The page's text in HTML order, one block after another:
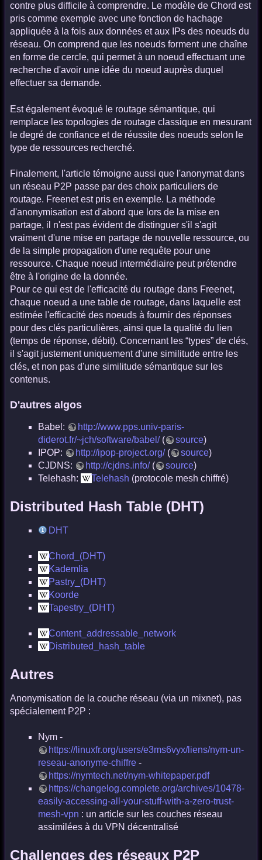
contre plus difficile à comprendre. Le modèle de Chord est
pris comme exemple avec une fonction de hachage
appliquée à la fois aux données et aux IPs des noeuds du
réseau. On comprend que les noeuds forment une chaîne
en forme de cercle, qui permet à un noeud effectuant une
recherche d'avoir une idée du noeud auprès duquel
effectuer sa demande.
Est également évoqué le routage sémantique, qui
remplace les topologies de routage classique en mesurant
le degré de confiance et de réussite des noeuds selon le
type de ressources recherché.
Finalement, l'article témoigne aussi que l'anonymat dans
un réseau P2P passe par des choix particuliers de
routage. Freenet est pris en exemple. La méthode
d'anonymisation est d'abord que lors de la mise en
partage, il n'est pas évident de distinguer s'il s'agit
vraiment d'une mise en partage de nouvelle ressource, ou
de la simple propagation d'une requête pour une
ressource. Chaque noeud intermédiaire peut prétendre
être à l'origine de la donnée.
Pour ce qui est de l'efficacité du routage dans Freenet,
chaque noeud a une table de routage, dans laquelle est
estimée l'efficacité des noeuds à fournir des réponses
pour des clés particulières, ainsi que la qualité du lien
(temps de réponse, débit). Concernant les “types” de clés,
il s'agit justement uniquement d'une similitude entre les
clés, et non pas d'une similitude sémantique sur les
contenus.
D'autres algos
Babel:
http://www.pps.univ-paris-
diderot.fr/~jch/software/babel/( source)
IPOP:
http://ipop-project.org/( source)
CJDNS:
http://cjdns.info/( source)
Telehash:
Telehash (protocole mesh chiffré)
Distributed Hash Table (DHT)
DHT
Chord_(DHT)
Kademlia
Pastry_(DHT)
Koorde
Tapestry_(DHT)
Content_addressable_network
Distributed_hash_table
Autres
Anonymisation de la couche réseau (via un mixnet), pas
spécialement P2P :
Nym -
https://linuxfr.org/users/e3ms6vyx/liens/nym-un-
reseau-anonyme-chiffre -
https://nymtech.net/nym-whitepaper.pdf
https://changelog.complete.org/archives/10478-
easily-accessing-all-your-stuff-with-a-zero-trust-
mesh-vpn : un article sur les couches réseau
assimilées à du VPN décentralisé
Challenges des réseaux P2P